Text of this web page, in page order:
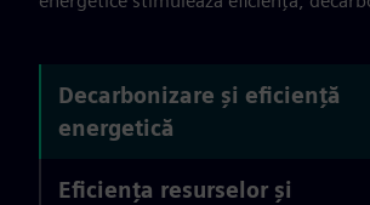
Decarbonizare și eficiență
energetică
Eficiența resurselor și